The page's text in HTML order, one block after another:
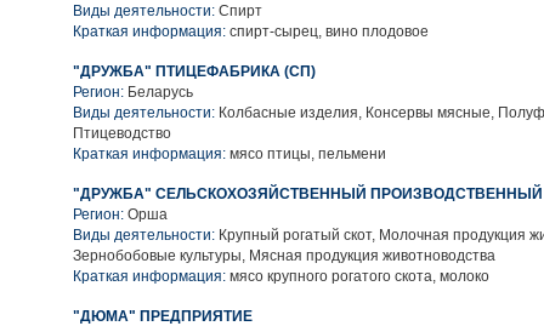
Виды деятельности: Спирт
Краткая информация: спирт-сырец, вино плодовое
"ДРУЖБА" ПТИЦЕФАБРИКА (СП)
Регион: Беларусь
Виды деятельности: Колбасные изделия, Консервы мясные,
Птицеводство
Краткая информация: мясо птицы, пельмени
"ДРУЖБА" СЕЛЬСКОХОЗЯЙСТВЕННЫЙ ПРОИЗВОДСТВЕННЫЙ
Регион: Орша
Виды деятельности: Крупный рогатый скот, Молочная продукция
Зернобобовые культуры, Мясная продукция животноводства
Краткая информация: мясо крупного рогатого скота, молоко
"ДЮМА" ПРЕДПРИЯТИЕ